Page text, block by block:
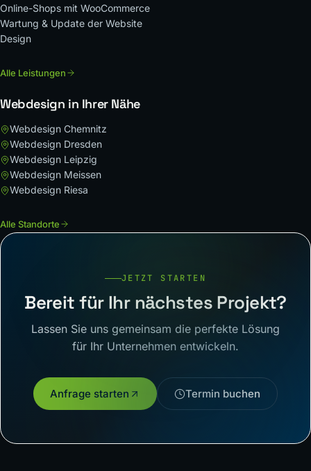
Online-Shops mit WooCommerce
Wartung & Update der Website
Design
Alle Leistungen
Webdesign in Ihrer Nähe
Webdesign Chemnitz
Webdesign Dresden
Webdesign Leipzig
Webdesign Meissen
Webdesign Riesa
Alle Standorte
JETZT STARTEN
Bereit für Ihr nächstes Projekt?
Lassen Sie uns gemeinsam die perfekte Lösung
für Ihr Unternehmen entwickeln.
Anfrage starten Termin buchen